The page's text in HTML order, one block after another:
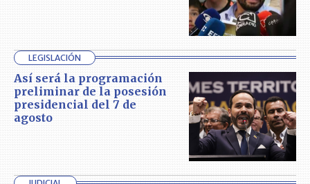
LEGISLACIÓN
Así será la programación
preliminar de la posesión
presidencial del 7 de
agosto